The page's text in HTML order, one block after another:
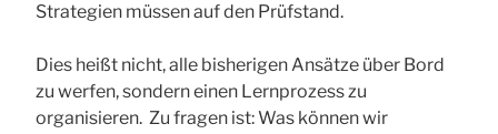
Strategien müssen auf den Prüfstand.
Dies heißt nicht, alle bisherigen Ansätze über Bord
zu werfen, sondern einen Lernprozess zu
organisieren. Zu fragen ist: Was können wir